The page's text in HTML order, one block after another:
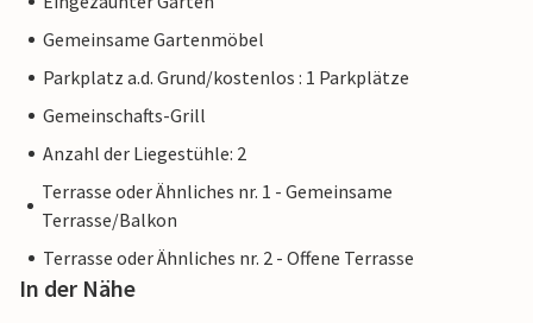
Gemeinsame Gartenmöbel
Parkplatz a.d. Grund/kostenlos : 1 Parkplätze
Gemeinschafts-Grill
Anzahl der Liegestühle: 2
Terrasse oder Ähnliches nr. 1 - Gemeinsame
Terrasse/Balkon
Terrasse oder Ähnliches nr. 2 - Offene Terrasse
In der Nähe